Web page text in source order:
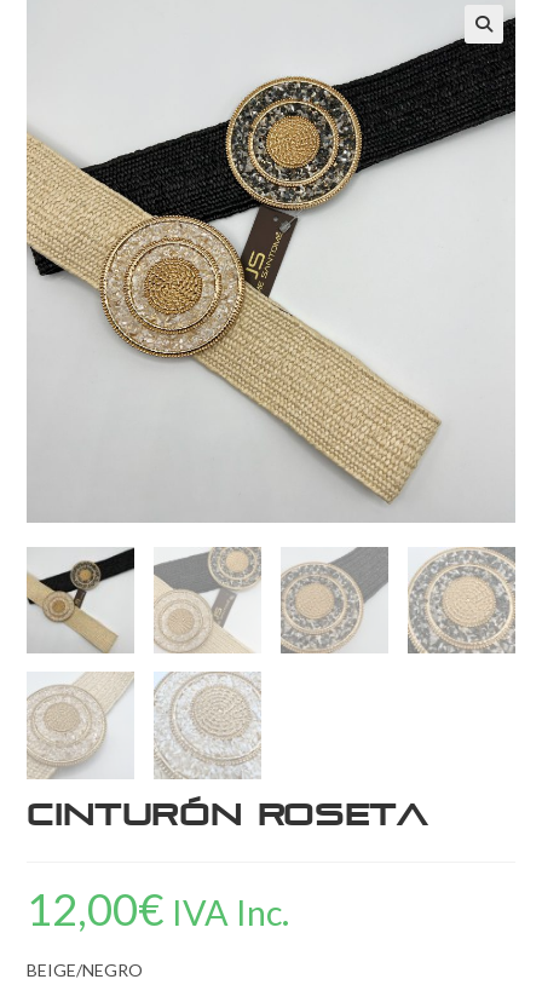
Cinturón Roseta
12,00€ IVA Inc.
BEIGE/NEGRO